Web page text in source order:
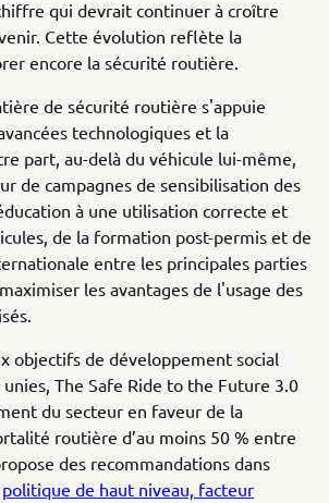
qui devrait continuer à croître
Cette évolution reflète la
encore la sécurité routière.
de sécurité routière s'appuie
technologiques et la
part, au-delà du véhicule lui-même,
de campagnes de sensibilisation des
à une utilisation correcte et
de la formation post-permis et de
entre les principales parties
les avantages de l'usage des
objectifs de développement social
unies, The Safe Ride to the Future 3.0
du secteur en faveur de la
routière d’au moins 50 % entre
des recommandations dans
politique de haut niveau, facteur